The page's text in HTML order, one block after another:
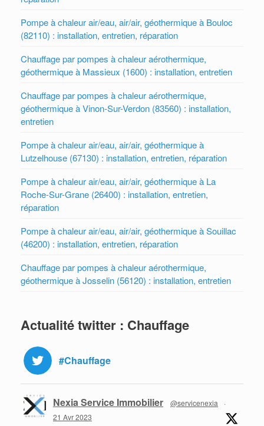
Pompe à chaleur air/eau, air/air, géothermique à Bouloc
(82110) : installation, entretien, réparation
Chauffage par pompes à chaleur aérothermique,
géothermique à Massieux (1600) : installation, entretien
Chauffage par pompes à chaleur aérothermique,
géothermique à Vinon-Sur-Verdon (83560) : installation,
entretien
Pompe à chaleur air/eau, air/air, géothermique à
Lutzelhouse (67130) : installation, entretien, réparation
Pompe à chaleur air/eau, air/air, géothermique à La
Roche-Sur-Grane (26400) : installation, entretien,
réparation
Pompe à chaleur air/eau, air/air, géothermique à Souillac
(46200) : installation, entretien, réparation
Chauffage par pompes à chaleur aérothermique,
géothermique à Josselin (56120) : installation, entretien
Actualité twitter : Chauffage
#Chauffage
Nexia Service Immobilier @servicenexia
·
21 Avr 2023